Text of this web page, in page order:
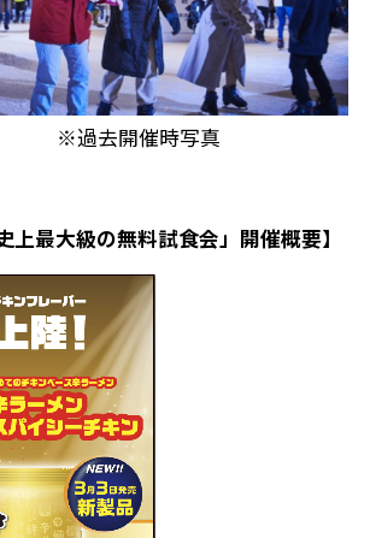
催時写真
上最大級の無料試食会」開催概要】